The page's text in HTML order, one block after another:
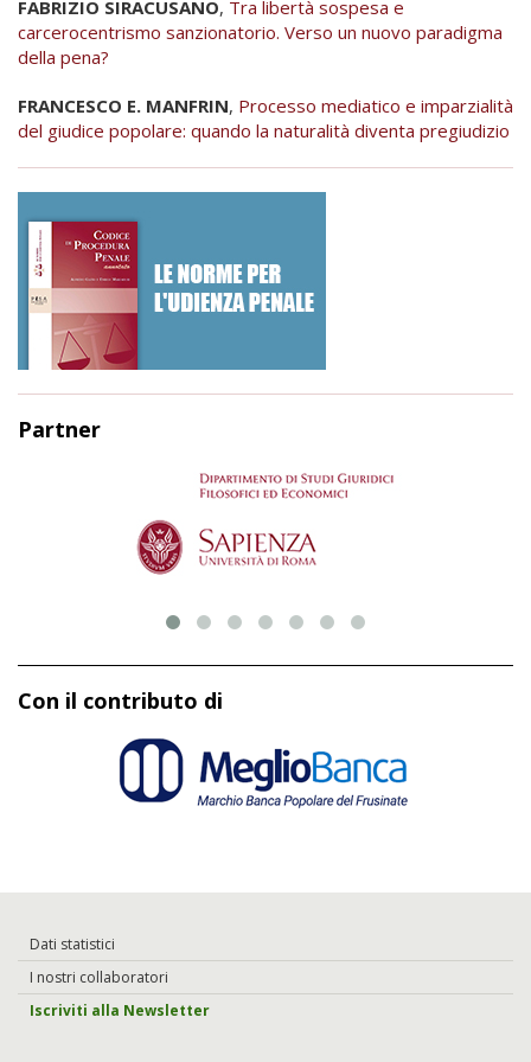
FABRIZIO SIRACUSANO, Tra libertà sospesa e
carcerocentrismo sanzionatorio. Verso un nuovo paradigma
della pena?
FRANCESCO E. MANFRIN, Processo mediatico e imparzialità
del giudice popolare: quando la naturalità diventa pregiudizio
Partner
Con il contributo di
Dati statistici
I nostri collaboratori
Iscriviti alla Newsletter